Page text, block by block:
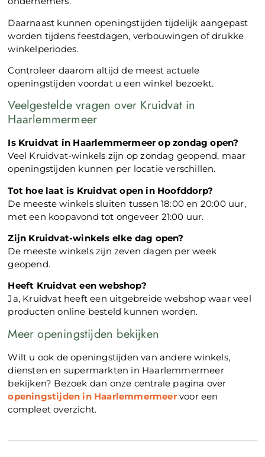
Daarnaast kunnen openingstijden tijdelijk aangepast
worden tijdens feestdagen, verbouwingen of drukke
winkelperiodes.
Controleer daarom altijd de meest actuele
openingstijden voordat u een winkel bezoekt.
Veelgestelde vragen over Kruidvat in
Haarlemmermeer
Is Kruidvat in Haarlemmermeer op zondag open?
Veel Kruidvat-winkels zijn op zondag geopend, maar
openingstijden kunnen per locatie verschillen.
Tot hoe laat is Kruidvat open in Hoofddorp?
De meeste winkels sluiten tussen 18:00 en 20:00 uur,
met een koopavond tot ongeveer 21:00 uur.
Zijn Kruidvat-winkels elke dag open?
De meeste winkels zijn zeven dagen per week
geopend.
Heeft Kruidvat een webshop?
Ja, Kruidvat heeft een uitgebreide webshop waar veel
producten online besteld kunnen worden.
Meer openingstijden bekijken
Wilt u ook de openingstijden van andere winkels,
diensten en supermarkten in Haarlemmermeer
bekijken? Bezoek dan onze centrale pagina over
openingstijden in Haarlemmermeervoor een
compleet overzicht.